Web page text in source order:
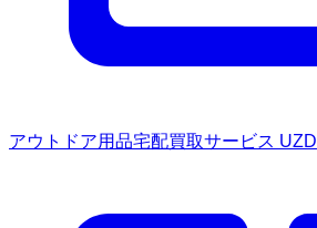
アウトドア用品宅配買取サービス UZD